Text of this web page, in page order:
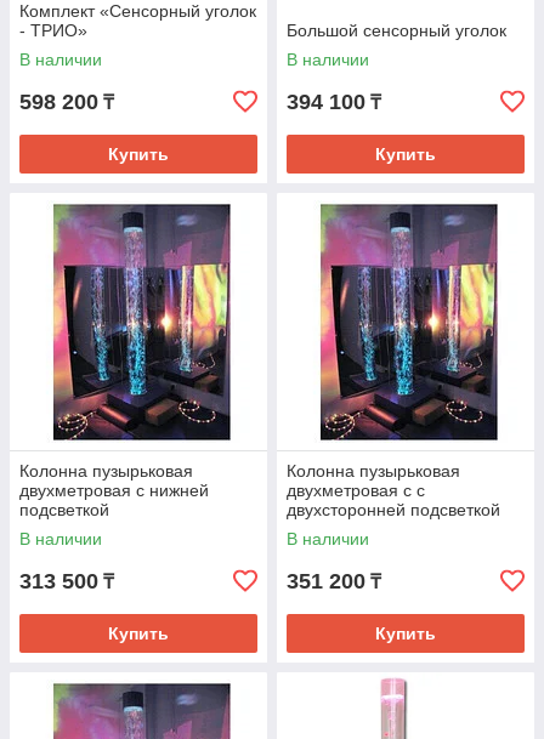
Комплект «Сенсорный уголок
- ТРИО»
В наличии
598 200 ₸
Купить
Большой сенсорный уголок
В наличии
394 100 ₸
Купить
Колонна пузырьковая
двухметровая с нижней
подсветкой
В наличии
313 500 ₸
Купить
Колонна пузырьковая
двухметровая с с
двухсторонней подсветкой
В наличии
351 200 ₸
Купить